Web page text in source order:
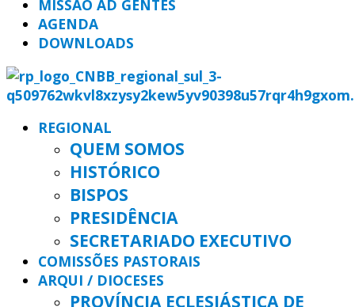
MISSÃO AD GENTES
AGENDA
DOWNLOADS
REGIONAL
QUEM SOMOS
HISTÓRICO
BISPOS
PRESIDÊNCIA
SECRETARIADO EXECUTIVO
COMISSÕES PASTORAIS
ARQUI / DIOCESES
PROVÍNCIA ECLESIÁSTICA DE